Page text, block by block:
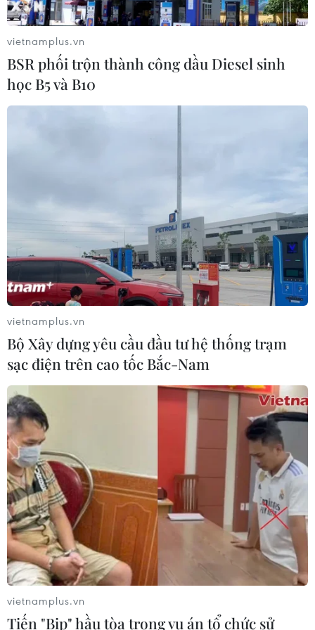
Kim ngạch thương mại
song phương giữa hai nước Việt Nam
và Thái Lan
Doanh nghiệp Trung Quốc đánh giá
cao triển vọng hợp tác cơ giới hóa
nông nghiệp với Việt Nam
06/08/2026 04:14
Thống đốc Fed khuyến nghị tăng lãi
nhiệt
06/08/2026 03:46
Sản lượng vàng của Trung Quốc
giảm trong nửa đầu năm 2026
06/08/2026 03:41
Xem thêm
vietnamplus.vn
BSR phối trộn thành công dầu Diesel sinh
học B5 và B10
vietnamplus.vn
Bộ Xây dựng yêu cầu đầu tư hệ thống trạm
sạc điện trên cao tốc Bắc-Nam
vietnamplus.vn
Tiến "Bịp" hầu tòa trong vụ án tổ chức sử